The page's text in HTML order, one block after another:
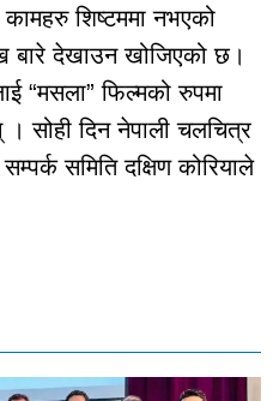
शिष्टममा नभएको
बारे देखाउन खोजिएको छ।
“मसला” फिल्मको रुपमा
सोही दिन नेपाली चलचित्र
समिति दक्षिण कोरियाले